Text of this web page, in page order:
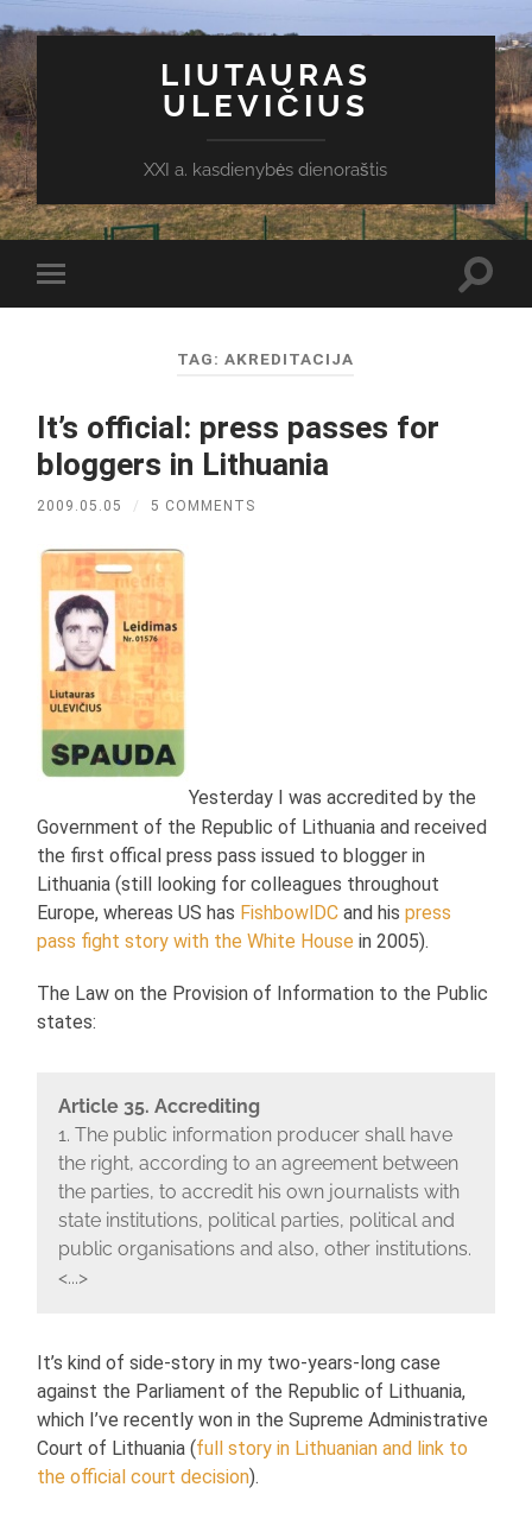
LIUTAURAS
ULEVIČIUS
XXI a. kasdienybės dienoraštis
Toggle
mobile
TAG:AKREDITACIJA
It’s official: press passes for
bloggers in Lithuania
2009.05.05 / 5 COMMENTS
Yesterday I was accredited by the
Government of the Republic of Lithuania and received
the first offical press pass issued to blogger in
Lithuania (still looking for colleagues throughout
Europe, whereas US has FishbowlDC and hispress
pass fight story with the White House in 2005).
The Law on the Provision of Information to the Public
states:
Article 35. Accrediting
1. The public information producer shall have
the right, according to an agreement between
the parties, to accredit his own journalists with
state institutions, political parties, political and
public organisations and also, other institutions.
<...>
It’s kind of side-story in my two-years-long case
against the Parliament of the Republic of Lithuania,
which I’ve recently won in the Supreme Administrative
Court of Lithuania (full story in Lithuanian and link to
the official court decision).